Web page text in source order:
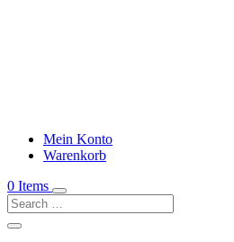
Mein Konto
Warenkorb
0 Items